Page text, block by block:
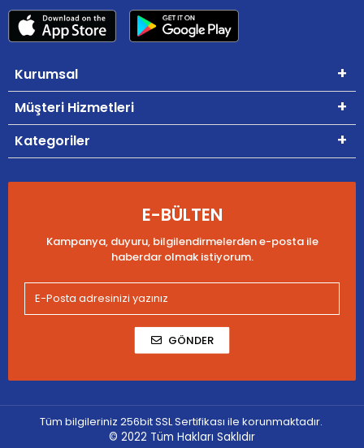
Kurumsal
Müşteri Hizmetleri
Kategoriler
E-BÜLTEN
Kampanya, duyuru, bilgilendirmelerden e-posta ile
haberdar olmak istiyorum.
GÖNDER
Tüm bilgileriniz 256bit SSL Sertifikası ile korunmaktadır.
© 2022 Tüm Hakları Saklıdır